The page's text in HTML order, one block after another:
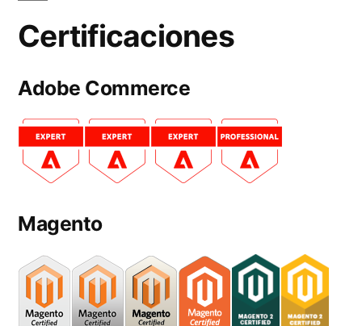
Certificaciones
Adobe Commerce
Magento